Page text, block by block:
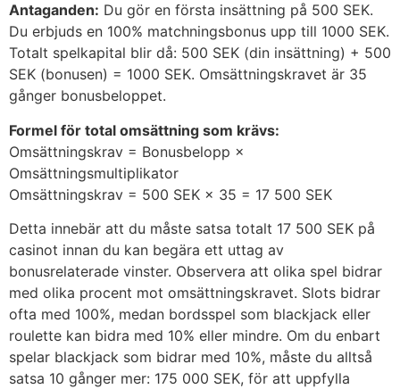
Antaganden: Du gör en första insättning på 500 SEK.
Du erbjuds en 100% matchningsbonus upp till 1000 SEK.
Totalt spelkapital blir då: 500 SEK (din insättning) + 500
SEK (bonusen) = 1000 SEK. Omsättningskravet är 35
gånger bonusbeloppet.
Formel för total omsättning som krävs:
Omsättningskrav = Bonusbelopp ×
Omsättningsmultiplikator
Omsättningskrav = 500 SEK × 35 = 17 500 SEK
Detta innebär att du måste satsa totalt 17 500 SEK på
casinot innan du kan begära ett uttag av
bonusrelaterade vinster. Observera att olika spel bidrar
med olika procent mot omsättningskravet. Slots bidrar
ofta med 100%, medan bordsspel som blackjack eller
roulette kan bidra med 10% eller mindre. Om du enbart
spelar blackjack som bidrar med 10%, måste du alltså
satsa 10 gånger mer: 175 000 SEK, för att uppfylla